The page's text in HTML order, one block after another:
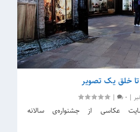
تا خلق یک تصویر
|
0
|
عکاسی از جشنواره‌ی سالانه‌